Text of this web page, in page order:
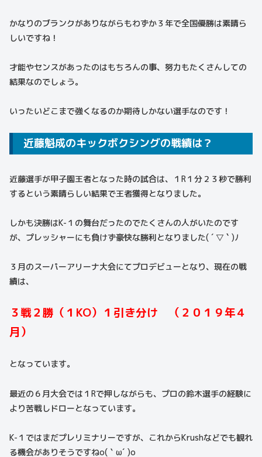
かなりのブランクがありながらもわずか３年で全国優勝は素晴ら
しいですね！
才能やセンスがあったのはもちろんの事、努力もたくさんしての
結果なのでしょう。
いったいどこまで強くなるのか期待しかない選手なのです！
近藤魁成のキックボクシングの戦績は？
近藤選手が甲子園王者となった時の試合は、１R１分２３秒で勝利
するという素晴らしい結果で王者獲得となりました。
しかも決勝はK-１の舞台だったのでたくさんの人がいたのです
が、プレッシャーにも負けず豪快な勝利となりました( ´ ▽ ` )ﾉ
３月のスーパーアリーナ大会にてプロデビューとなり、現在の戦
績は、
３戦２勝（１KO）１引き分け （２０１９年４
月）
となっています。
最近の６月大会では１Rで押しながらも、プロの鈴木選手の経験に
より苦戦しドローとなっています。
K-１ではまだプレリミナリーですが、これからKrushなどでも観れ
る機会がありそうですねo(｀ω´ )o